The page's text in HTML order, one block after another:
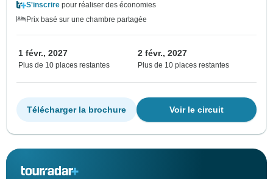
S'inscrire pour réaliser des économies
Prix basé sur une chambre partagée
1 févr., 2027
Plus de 10 places restantes
2 févr., 2027
Plus de 10 places restantes
Voir le circuit
Télécharger la brochure